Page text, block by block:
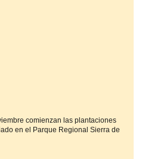
comienzan las plantaciones
en el Parque Regional Sierra de